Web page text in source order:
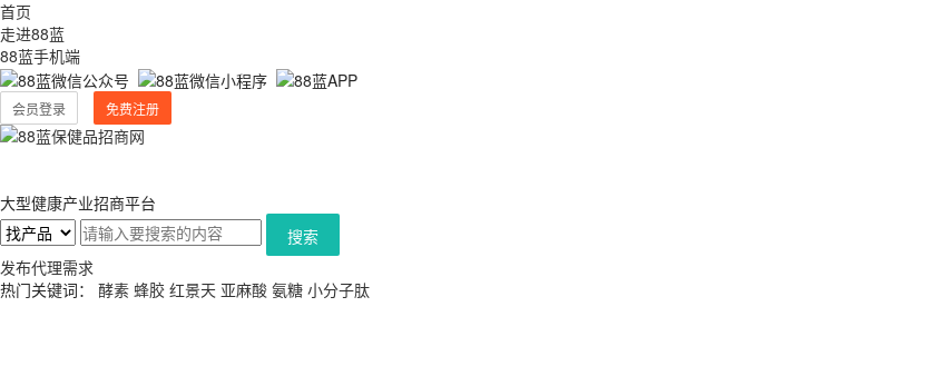
首页
走进88蓝
88蓝手机端
会员登录 免费注册
大型健康产业招商平台
搜索
发布代理需求
热门关键词： 酵素 蜂胶 红景天 亚麻酸 氨糖 小分子肽